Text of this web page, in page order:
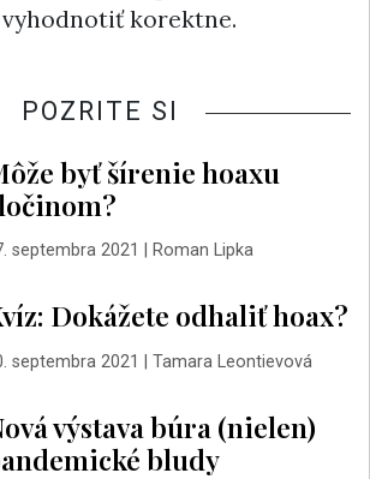
vyhodnotiť korektne.
POZRITE SI
byť šírenie hoaxu
septembra 2021 Roman Lipka
Dokážete odhaliť hoax?
septembra 2021 Tamara Leontievová
výstava búra (nielen)
bludy